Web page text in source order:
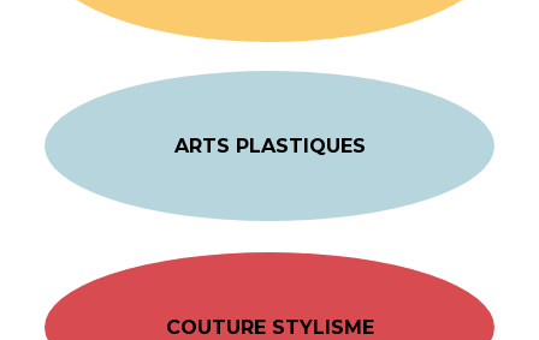
ARTS PLASTIQUES
COUTURE STYLISME